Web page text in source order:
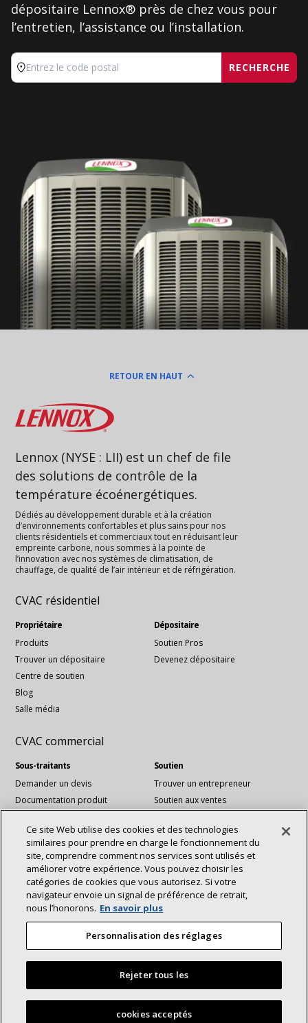
dépositaire Lennox® près de chez vous pour
l’entretien, l’assistance ou l’installation.
Entrez le code postal RECHERCHE
RETOUR EN HAUT
Lennox
Lennox (NYSE : LII) est un chef de file
des solutions de contrôle de la
température écoénergétiques.
Dédiés au développement durable et à la création
d’environnements confortables et plus sains pour nos
clients résidentiels et commerciaux tout en réduisant leur
empreinte carbone, nous sommes à la pointe de
l’innovation avec nos systèmes de climatisation, de
chauffage, de qualité de l’air intérieur et de réfrigération.
CVAC résidentiel
Propriétaire
Produits
Trouver un dépositaire
Centre de soutien
Blog
Salle média
Dépositaire
Soutien Pros
Devenez dépositaire
CVAC commercial
Sous-traitants
Demander un devis
Documentation produit
Soutien
Trouver un entrepreneur
Soutien aux ventes
Fichiers Revit
Services de comptes nationaux
À propos
Durabilité
Investisseurs
Carrières
Communiquez avec nous :
connexionYoutube
Déclaration d’accessibilité
Confidentialité
Ce site Web utilise des cookies et des technologies
similaires pour prendre en charge le fonctionnement du
site, comprendre comment nos services sont utilisés et
améliorer votre expérience. Vous pouvez choisir les
catégories de cookies que vous autorisez. Si votre
navigateur envoie un signal de préférence de retrait,
nous l’honorons. En savoir plus
Personnalisation des réglages
Rejeter tous les
cookies acceptés